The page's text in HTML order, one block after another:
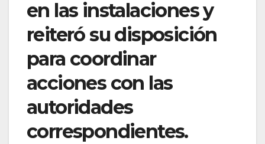
en las instalaciones y
reiteró su disposición
para coordinar
acciones con las
autoridades
correspondientes.